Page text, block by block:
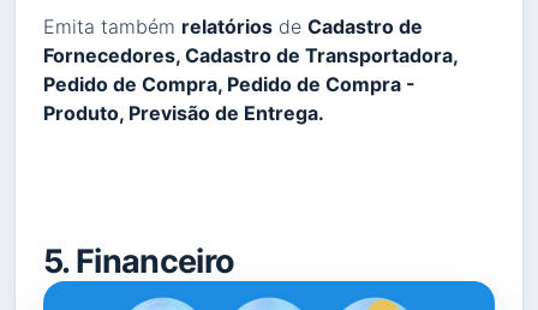
Emita também relatórios de Cadastro de
Fornecedores, Cadastro de Transportadora,
Pedido de Compra, Pedido de Compra -
Produto, Previsão de Entrega.
5. Financeiro